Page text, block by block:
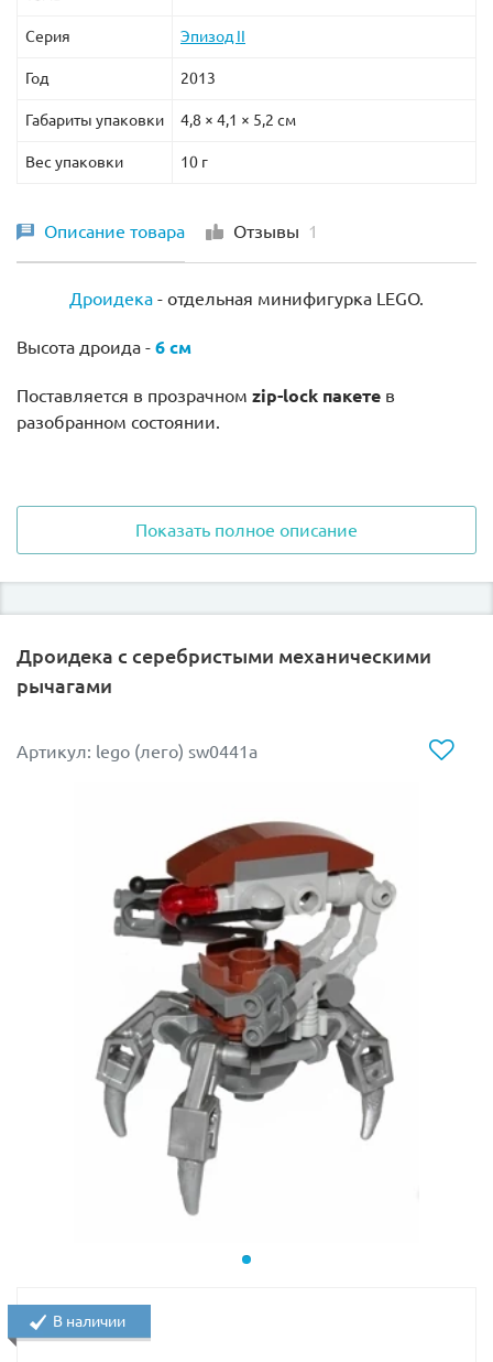
Серия Эпизод II
Год 2013
Габариты упаковки 4,8 × 4,1 × 5,2 см
Вес упаковки 10 г
Описание товара Отзывы 1
Дроидека - отдельная минифигурка LEGO.
Высота дроида - 6 см
Поставляется в прозрачном zip-lock пакете в
разобранном состоянии.
LEGO 75000 Штурмовики-клоны против Дроидеков
Некоторые фигурки из этого же набора
Показать полное описание
Дроидека с серебристыми механическими
рычагами
Артикул: lego (лего) sw0441a
В наличии